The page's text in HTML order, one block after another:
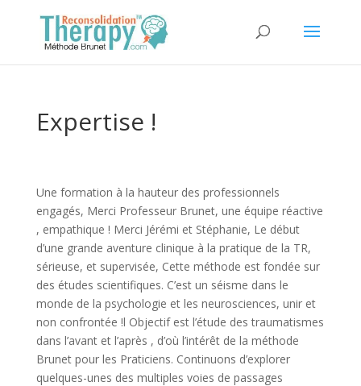
Expertise !
Une formation à la hauteur des professionnels
engagés, Merci Professeur Brunet, une équipe réactive
, empathique ! Merci Jérémi et Stéphanie, Le début
d’une grande aventure clinique à la pratique de la TR,
sérieuse, et supervisée, Cette méthode est fondée sur
des études scientifiques. C’est un séisme dans le
monde de la psychologie et les neurosciences, unir et
non confrontée !l Objectif est l’étude des traumatismes
dans l’avant et l’après , d’où l’intérêt de la méthode
Brunet pour les Praticiens. Continuons d’explorer
quelques-unes des multiples voies de passages